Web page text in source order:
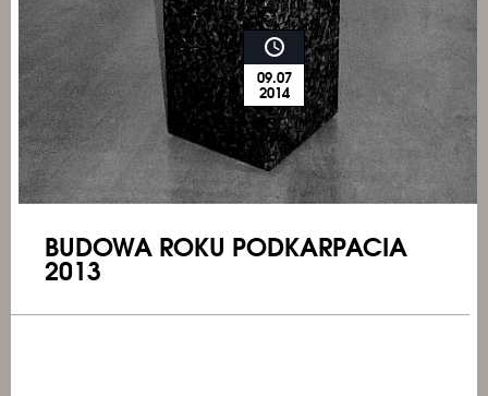
BUDOWA ROKU PODKARPACIA
2013
09.07
2014